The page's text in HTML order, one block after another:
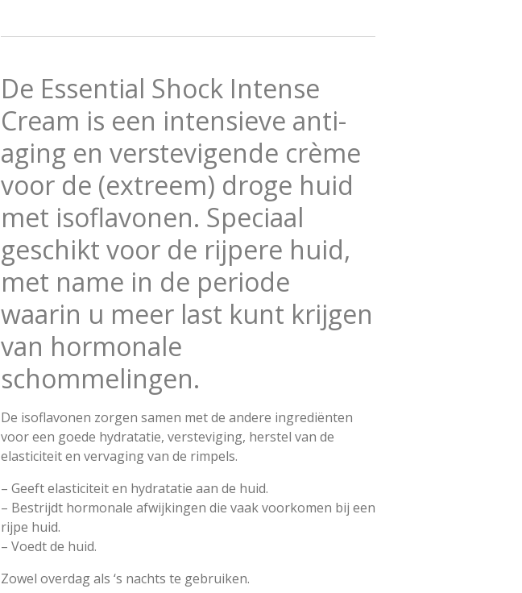
De Essential Shock Intense
Cream is een intensieve anti-
aging en verstevigende crème
voor de (extreem) droge huid
met isoflavonen. Speciaal
geschikt voor de rijpere huid,
met name in de periode
waarin u meer last kunt krijgen
van hormonale
schommelingen.
De isoflavonen zorgen samen met de andere ingrediënten
voor een goede hydratatie, versteviging, herstel van de
elasticiteit en vervaging van de rimpels.
– Geeft elasticiteit en hydratatie aan de huid.
– Bestrijdt hormonale afwijkingen die vaak voorkomen bij een
rijpe huid.
– Voedt de huid.
Zowel overdag als ‘s nachts te gebruiken.